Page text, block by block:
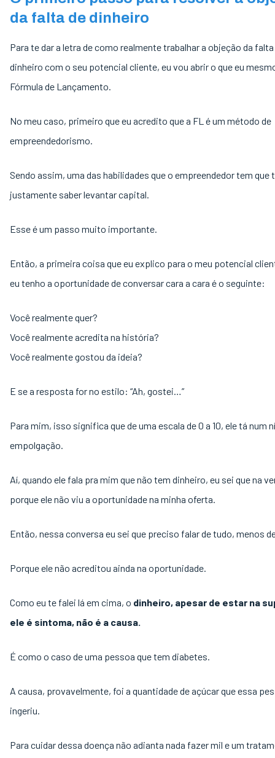
da falta de dinheiro
Para te dar a letra de como realmente trabalhar a objeção da falta
dinheiro com o seu potencial cliente, eu vou abrir o que eu
Fórmula de Lançamento.
No meu caso, primeiro que eu acredito que a FL é um método de
empreendedorismo.
Sendo assim, uma das habilidades que o empreendedor tem que
justamente saber levantar capital.
Esse é um passo muito importante.
Então, a primeira coisa que eu explico para o meu potencial
eu tenho a oportunidade de conversar cara a cara é o seguinte:
Você realmente quer?
Você realmente acredita na história?
Você realmente gostou da ideia?
E se a resposta for no estilo: “Ah, gostei…”
Para mim, isso significa que de uma escala de 0 a 10, ele tá num
empolgação.
Aí, quando ele fala pra mim que não tem dinheiro, eu sei que na
porque ele não viu a oportunidade na minha oferta.
Então, nessa conversa eu sei que preciso falar de tudo, menos
Porque ele não acreditou ainda na oportunidade.
Como eu te falei lá em cima, o dinheiro, apesar de estar na
ele é sintoma, não é a causa.
É como o caso de uma pessoa que tem diabetes.
A causa, provavelmente, foi a quantidade de açúcar que essa
ingeriu.
Para cuidar dessa doença não adianta nada fazer mil e um